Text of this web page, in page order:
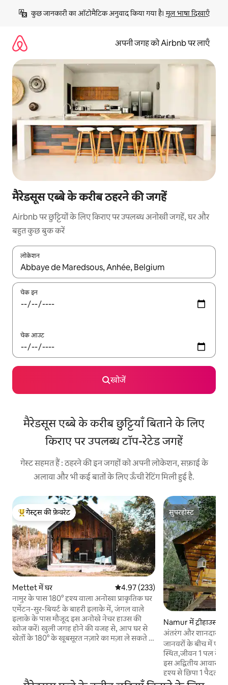
छोड़कर
कॉन्टेंट
कुछ जानकारी का ऑटोमैटिक अनुवाद किया गया है। मूल भाषा दिखाएँ
अपनी जगह को Airbnb पर लाएँ
मैरेडसूस एब्बे के करीब ठहरने की जगहें
Airbnb पर छुट्टियों के लिए किराए पर उपलब्ध अनोखी जगहें, घर और
बहुत कुछ बुक करें
लोकेशन
नतीजों के उपलब्ध होने पर, अप और डाउन 'ऐरो की' का इस्तेमाल करके नेविगेट
चेक इन
चेक आउट
खोजें
मैरेडसूस एब्बे के करीब छुट्टियाँ बिताने के लिए
किराए पर उपलब्ध टॉप-रेटेड जगहें
गेस्ट सहमत हैं : ठहरने की इन जगहों को अपनी लोकेशन, सफ़ाई के
अलावा और भी कई बातों के लिए ऊँची रेटिंग मिली हुई है.
गेस्ट्स का टॉप फ़ेवरेट
गेस्ट्स की फ़ेवरेट
Mettet में घर औसत रेटिंग 5 में से 4.97, 233 समीक्षाएँ
4.97 (233)
नामुर के पास 180° दृश्य वाला अनोखा प्राकृतिक घर
एर्मेटन-सुर-बियर्ट के बाहरी इलाके में, जंगल वाले
इलाके के पास मौजूद इस अनोखे नेचर हाउस की
खोज करें। खुली जगह होने की वजह से, आप घर से
खेतों के 180° के खूबसूरत नज़ारे का मज़ा ले सकते हैं।
सिरेमिक वस्तुएँ इस घर को एक साथ मज़ा लेने की
सुपरहोस्ट
सुपरहोस्ट
Namur में ट्रीहाउस
अंतरंग और शानदार
जानवरों के बीच में एक
स्थित,जीवन 1 पल के
इस अद्वितीय आवास
दृश्य से छिपा 1 पैदल
chbre और 1 sal/व्यंजन/sdb) नामूर और दीनंत के